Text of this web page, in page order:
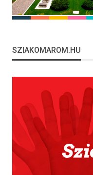
SZIAKOMAROM.HU